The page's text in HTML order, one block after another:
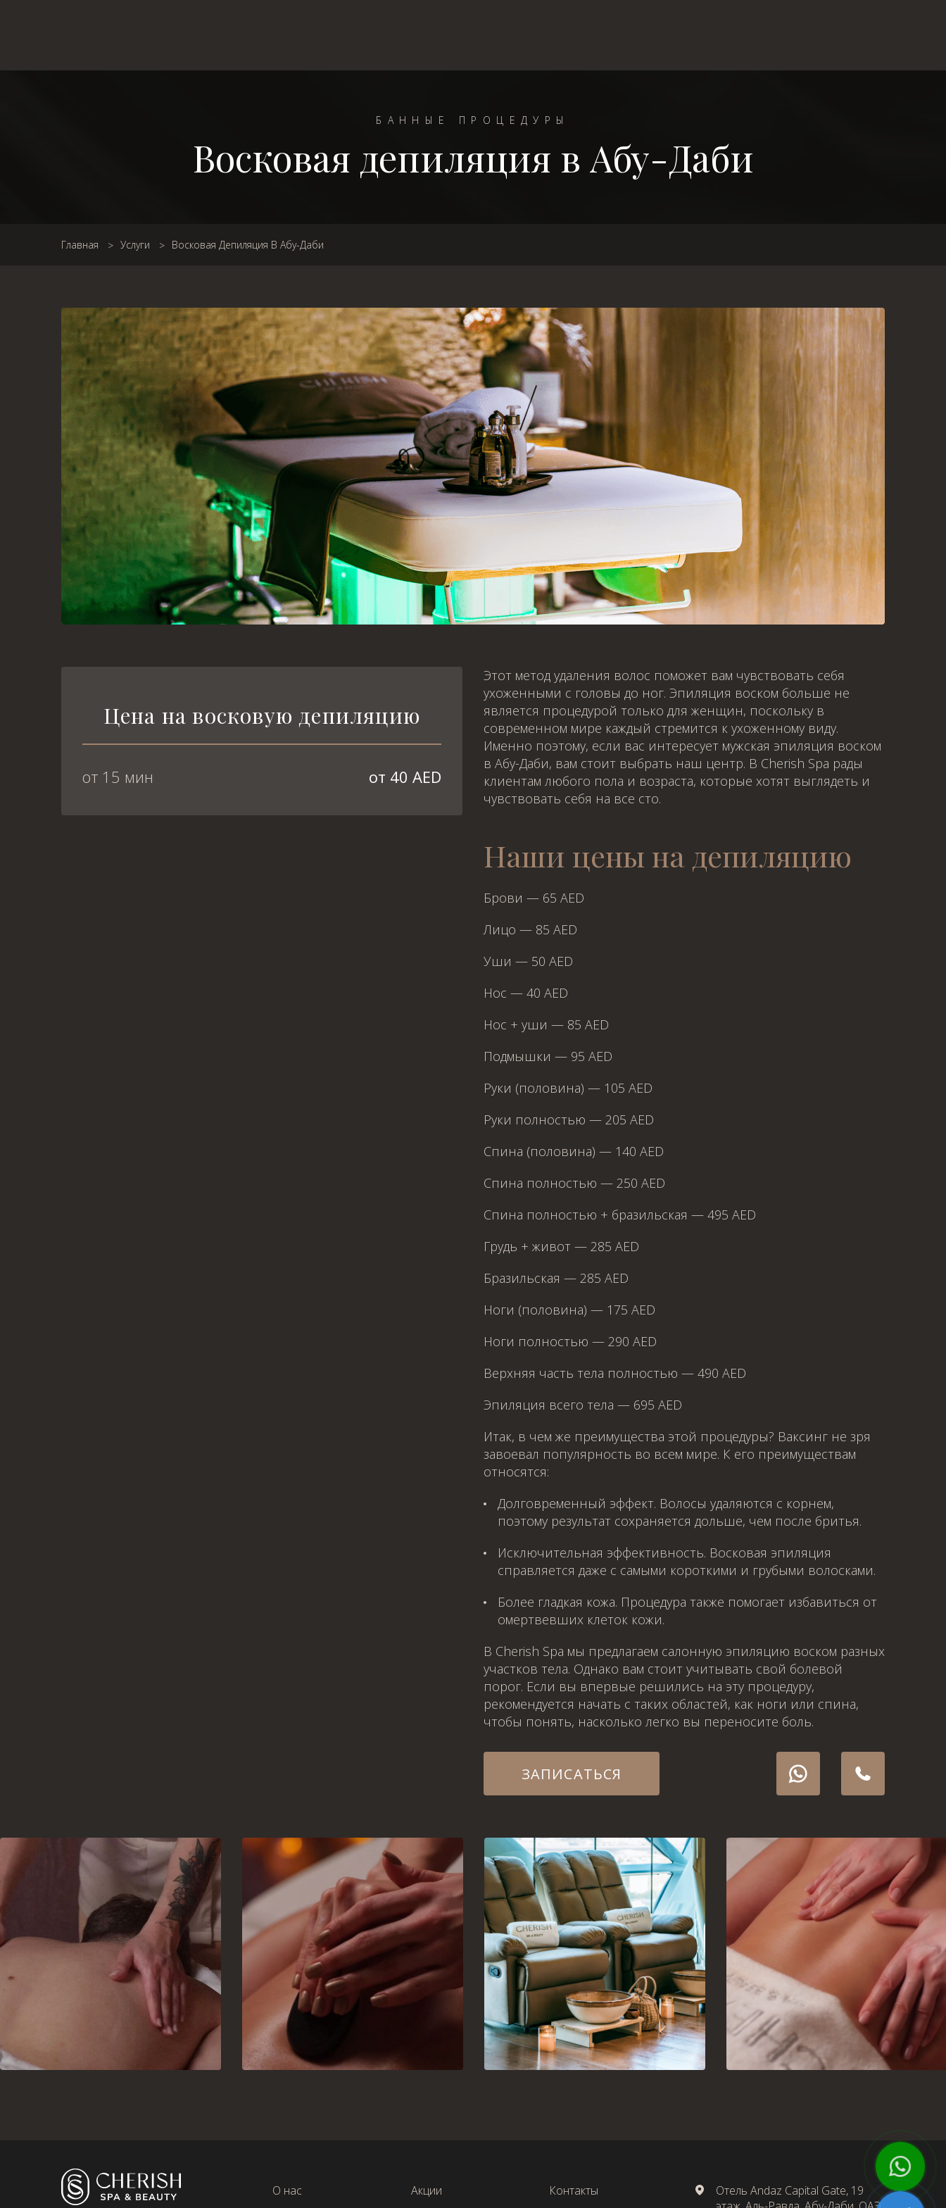
БАННЫЕ ПРОЦЕДУРЫ
Восковая депиляция в Абу-Даби
Главная Услуги Восковая Депиляция В Абу-Даби
Цена на восковую депиляцию
от 15 мин от 40 AED
Этот метод удаления волос поможет вам чувствовать себя
ухоженными с головы до ног. Эпиляция воском больше не
является процедурой только для женщин, поскольку в
современном мире каждый стремится к ухоженному виду.
Именно поэтому, если вас интересует мужская эпиляция воском
в Абу-Даби, вам стоит выбрать наш центр. В Cherish Spa рады
клиентам любого пола и возраста, которые хотят выглядеть и
чувствовать себя на все сто.
Наши цены на депиляцию
Брови — 65 AED
Лицо — 85 AED
Уши — 50 AED
Нос — 40 AED
Нос + уши — 85 AED
Подмышки — 95 AED
Руки (половина) — 105 AED
Руки полностью — 205 AED
Спина (половина) — 140 AED
Спина полностью — 250 AED
Спина полностью + бразильская — 495 AED
Грудь + живот — 285 AED
Бразильская — 285 AED
Ноги (половина) — 175 AED
Ноги полностью — 290 AED
Верхняя часть тела полностью — 490 AED
Эпиляция всего тела — 695 AED
Итак, в чем же преимущества этой процедуры? Ваксинг не зря
завоевал популярность во всем мире. К его преимуществам
относятся:
Долговременный эффект. Волосы удаляются с корнем,
поэтому результат сохраняется дольше, чем после бритья.
Исключительная эффективность. Восковая эпиляция
справляется даже с самыми короткими и грубыми волосками.
Более гладкая кожа. Процедура также помогает избавиться от
омертвевших клеток кожи.
В Cherish Spa мы предлагаем салонную эпиляцию воском разных
участков тела. Однако вам стоит учитывать свой болевой
порог. Если вы впервые решились на эту процедуру,
рекомендуется начать с таких областей, как ноги или спина,
чтобы понять, насколько легко вы переносите боль.
ЗАПИСАТЬСЯ
Политику конфиденциальности
Telephone
О нас Акции Контакты
Отель Andaz Capital Gate, 19
ЗАБРОНИРОВАТЬ
Политику конфиденциальности
Telephone